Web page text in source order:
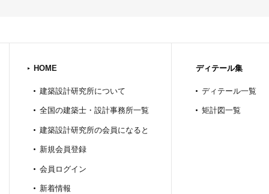
HOME
建築設計研究所について
全国の建築士・設計事務所一覧
建築設計研究所の会員になると
新規会員登録
会員ログイン
新着情報
ディテール集
ディテール一覧
矩計図一覧